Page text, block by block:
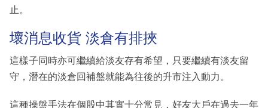
止。
壞消息收貨 淡倉有排挾
這樣子同時亦可繼續給淡友存有希望，只要繼續有淡友留
守，潛在的淡倉回補盤就能為往後的升市注入動力。
這種操盤手法在個股中其實十分常見，好友大戶在過去一年